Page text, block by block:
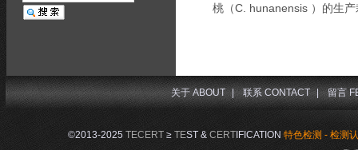
桃（C. hunanensis ）的生
©2013-2025 TECERT≥ TEST &CERTIFICATION 特色检测 - 检测
关于 ABOUT | 联系 CONTACT | 留言